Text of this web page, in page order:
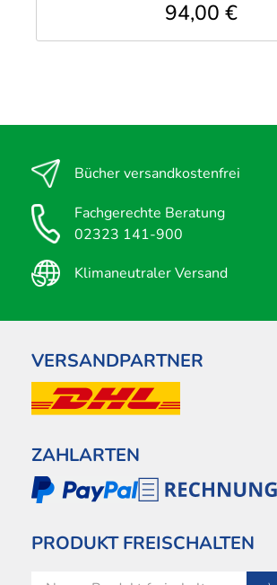
94,00 €
Bücher versandkostenfrei
Fachgerechte Beratung
02323 141-900
Klimaneutraler Versand
VERSANDPARTNER
ZAHLARTEN
PRODUKT FREISCHALTEN